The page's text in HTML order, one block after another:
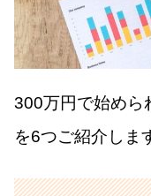
300万円で始めら
を6つご紹介しま